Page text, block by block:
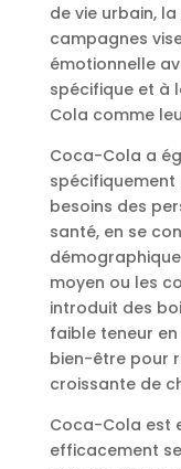
de vie urbain,
campagnes
émotionnelle
spécifique et à
Cola comme
Coca-Cola a
besoins des
santé, en se
moyen ou les
introduit des
faible teneur
bien-être pour
croissante de
Coca-Cola est
efficacement